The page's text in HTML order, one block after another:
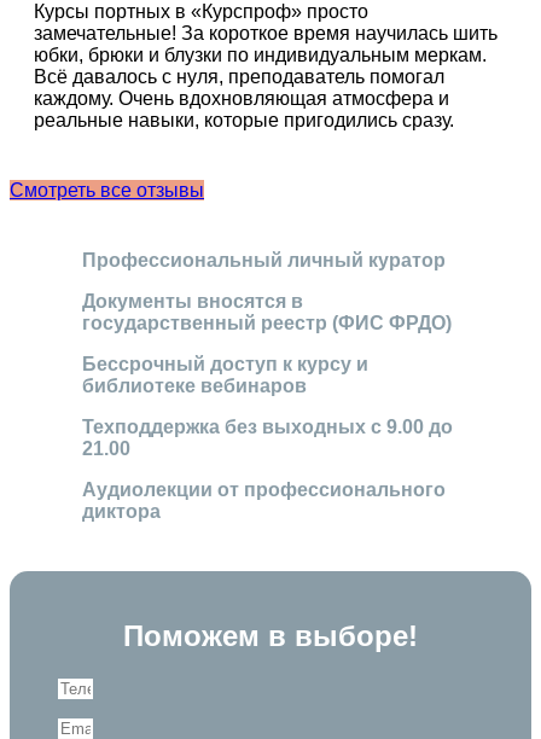
Курсы портных в «Курспроф» просто
замечательные! За короткое время научилась шить
юбки, брюки и блузки по индивидуальным меркам.
Всё давалось с нуля, преподаватель помогал
каждому. Очень вдохновляющая атмосфера и
реальные навыки, которые пригодились сразу.
Смотреть все отзывы
Профессиональный личный куратор
Документы вносятся в
государственный реестр (ФИС ФРДО)
Бессрочный доступ к курсу и
библиотеке вебинаров
Техподдержка без выходных с 9.00 до
21.00
Аудиолекции от профессионального
диктора
Поможем в выборе!